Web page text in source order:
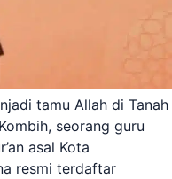
tamu Allah di Tanah
seorang guru
asal Kota
resmi terdaftar